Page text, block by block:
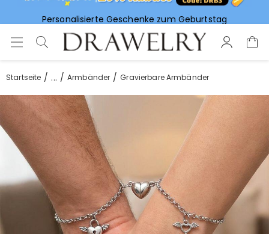
Personalisierte Geschenke zum Geburtstag
Startseite ... Armbänder Gravierbare Armbänder